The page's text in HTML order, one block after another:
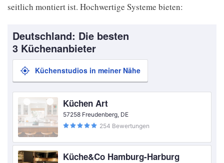
seitlich montiert ist. Hochwertige Systeme bieten:
Deutschland: Die besten
3 Küchenanbieter
Küchenstudios in meiner Nähe
Küchen Art
57258 Freudenberg, DE
254 Bewertungen
Küche&Co Hamburg-Harburg